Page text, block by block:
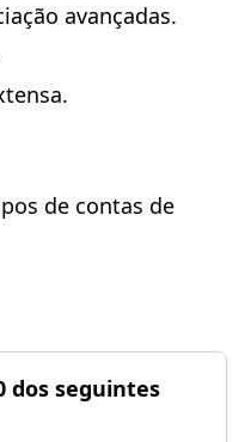
avançadas.
de contas de
dos seguintes